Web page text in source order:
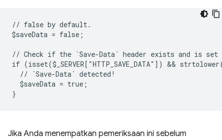
// false by default.
$saveData = false;
// Check if the `Save-Data` header exists and is
if (isset($_SERVER["HTTP_SAVE_DATA"]) &&
  // `Save-Data` detected!
  $saveData = true;
}
Jika Anda menempatkan pemeriksaan ini sebelum